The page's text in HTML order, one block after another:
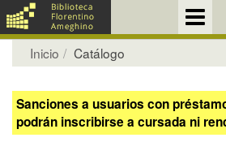
Inicio Catálogo
Sanciones a usuarios con
podrán inscribirse a cursada ni